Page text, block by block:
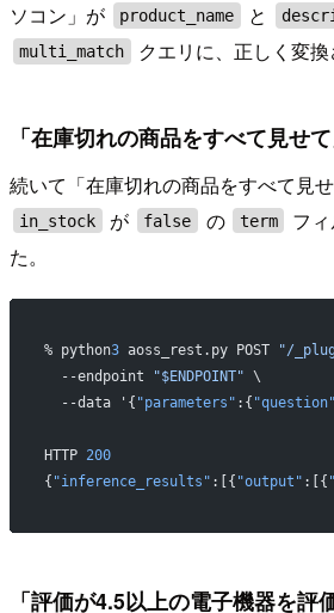
ソコン」が
product_name と
multi_match クエリに、正しく変換
「在庫切れの商品をすべて見せて
続いて「在庫切れの商品をすべて見せ
in_stock が false の term
フ
た。
% python3 aoss_rest.py POST
"/
  --endpoint
"$ENDPOINT" \
  --data '{
"parameters" :{ "question"
HTTP 200
{ "inference_results" :[{ "output" :[{
「評価が4.5以上の電子機器を評